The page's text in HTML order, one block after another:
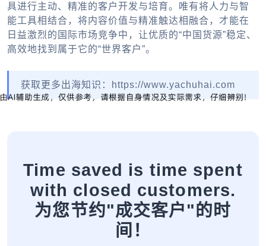
具进行主动、精准的客户开发与培育。唯有将人力与智
能工具相结合，将内容价值与精准触达相融合，才能在
日益激烈的国际市场竞争中，让优质的“中国货源”稳定、
高效地找到属于它的“世界客户”。
获取更多出海知识：https://www.yachuhai.com
Time saved is time spent
with closed customers.
为您节约"成交客户"的时
间！